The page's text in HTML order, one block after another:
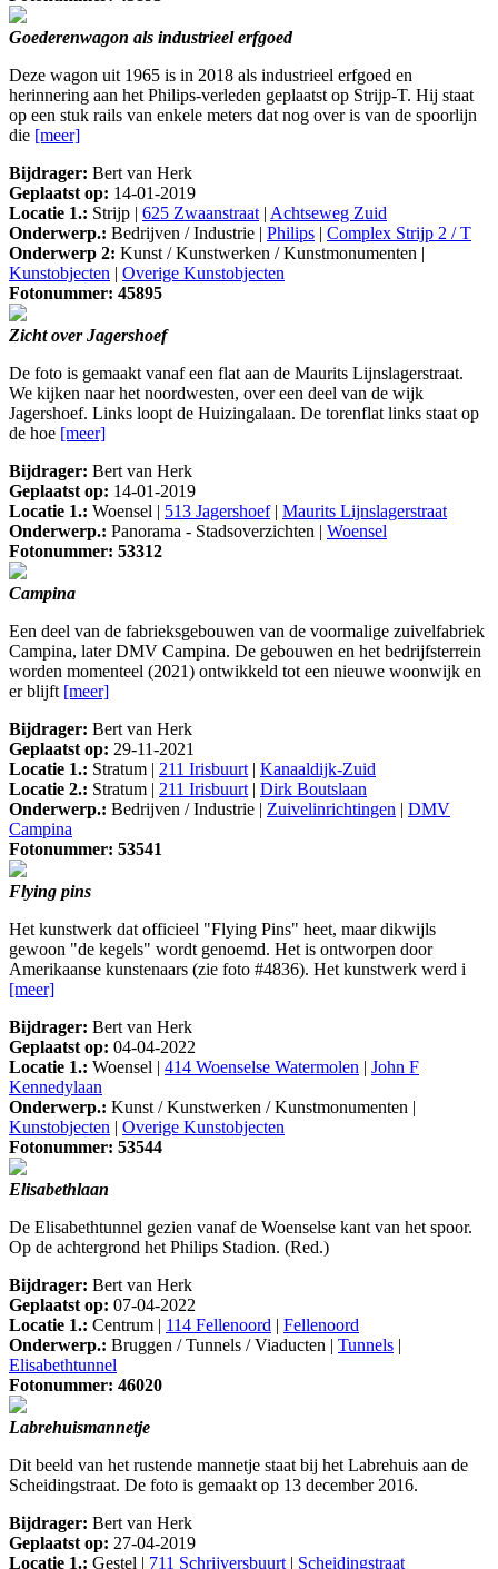
Goederenwagon als industrieel erfgoed
Deze wagon uit 1965 is in 2018 als industrieel erfgoed en
herinnering aan het Philips-verleden geplaatst op Strijp-T. Hij staat
op een stuk rails van enkele meters dat nog over is van de spoorlijn
die [meer]
Bijdrager: Bert van Herk
Geplaatst op: 14-01-2019
Locatie 1.: Strijp | 625 Zwaanstraat | Achtseweg Zuid
Onderwerp.: Bedrijven / Industrie | Philips | Complex Strijp 2 / T
Onderwerp 2: Kunst / Kunstwerken / Kunstmonumenten |
Kunstobjecten | Overige Kunstobjecten
Fotonummer: 45895
Zicht over Jagershoef
De foto is gemaakt vanaf een flat aan de Maurits Lijnslagerstraat.
We kijken naar het noordwesten, over een deel van de wijk
Jagershoef. Links loopt de Huizingalaan. De torenflat links staat op
de hoe [meer]
Bijdrager: Bert van Herk
Geplaatst op: 14-01-2019
Locatie 1.: Woensel | 513 Jagershoef| Maurits Lijnslagerstraat
Onderwerp.: Panorama - Stadsoverzichten | Woensel
Fotonummer: 53312
Campina
Een deel van de fabrieksgebouwen van de voormalige zuivelfabriek
Campina, later DMV Campina. De gebouwen en het bedrijfsterrein
worden momenteel (2021) ontwikkeld tot een nieuwe woonwijk en
er blijft [meer]
Bijdrager: Bert van Herk
Geplaatst op: 29-11-2021
Locatie 1.: Stratum | 211 Irisbuurt | Kanaaldijk-Zuid
Locatie 2.: Stratum | 211 Irisbuurt | Dirk Boutslaan
Onderwerp.: Bedrijven / Industrie | Zuivelinrichtingen | DMV
Campina
Fotonummer: 53541
Flying pins
Het kunstwerk dat officieel "Flying Pins" heet, maar dikwijls
gewoon "de kegels" wordt genoemd. Het is ontworpen door
Amerikaanse kunstenaars (zie foto #4836). Het kunstwerk werd i
[meer]
Bijdrager: Bert van Herk
Geplaatst op: 04-04-2022
Locatie 1.: Woensel | 414 Woenselse Watermolen | John F
Kennedylaan
Onderwerp.: Kunst / Kunstwerken / Kunstmonumenten |
Kunstobjecten | Overige Kunstobjecten
Fotonummer: 53544
Elisabethlaan
De Elisabethtunnel gezien vanaf de Woenselse kant van het spoor.
Op de achtergrond het Philips Stadion. (Red.)
Bijdrager: Bert van Herk
Geplaatst op: 07-04-2022
Locatie 1.: Centrum | 114 Fellenoord | Fellenoord
Onderwerp.: Bruggen / Tunnels / Viaducten | Tunnels |
Elisabethtunnel
Fotonummer: 46020
Labrehuismannetje
Dit beeld van het rustende mannetje staat bij het Labrehuis aan de
Scheidingstraat. De foto is gemaakt op 13 december 2016.
Bijdrager: Bert van Herk
Geplaatst op: 27-04-2019
Locatie 1.: Gestel | 711 Schrijversbuurt | Scheidingstraat